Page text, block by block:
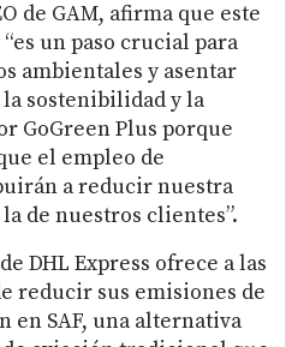
de GAM, afirma que este
un paso crucial para
ambientales y asentar
sostenibilidad y la
GoGreen Plus porque
el empleo de
a reducir nuestra
de nuestros clientes”.
DHL Express ofrece a las
reducir sus emisiones de
en SAF, una alternativa